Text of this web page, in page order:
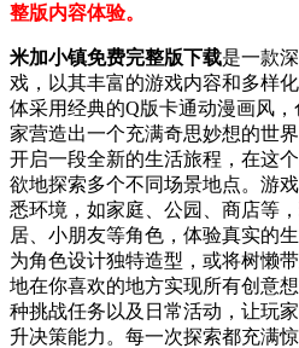
整版内容体验。
米加小镇免费完整版下载是一款
戏，以其丰富的游戏内容和多样
体采用经典的Q版卡通动漫画风
家营造出一个充满奇思妙想的世
开启一段全新的生活旅程，在这
欲地探索多个不同场景地点。游
悉环境，如家庭、公园、商店等
居、小朋友等角色，体验真实的
为角色设计独特造型，或将树懒
地在你喜欢的地方实现所有创意
种挑战任务以及日常活动，让玩
升决策能力。每一次探索都充满